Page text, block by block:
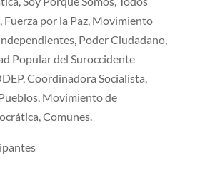
Fuerza por la Paz, Movimiento
Poder Ciudadano,
Popular del Suroccidente
Coordinadora Socialista,
Movimiento de
Comunes.